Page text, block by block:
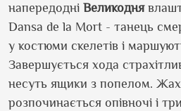
напередодні Великодня
Dansa de la Mort - танець
у костюми скелетів і
Завершується хода
несуть ящики з попелом.
розпочинається опівночі і